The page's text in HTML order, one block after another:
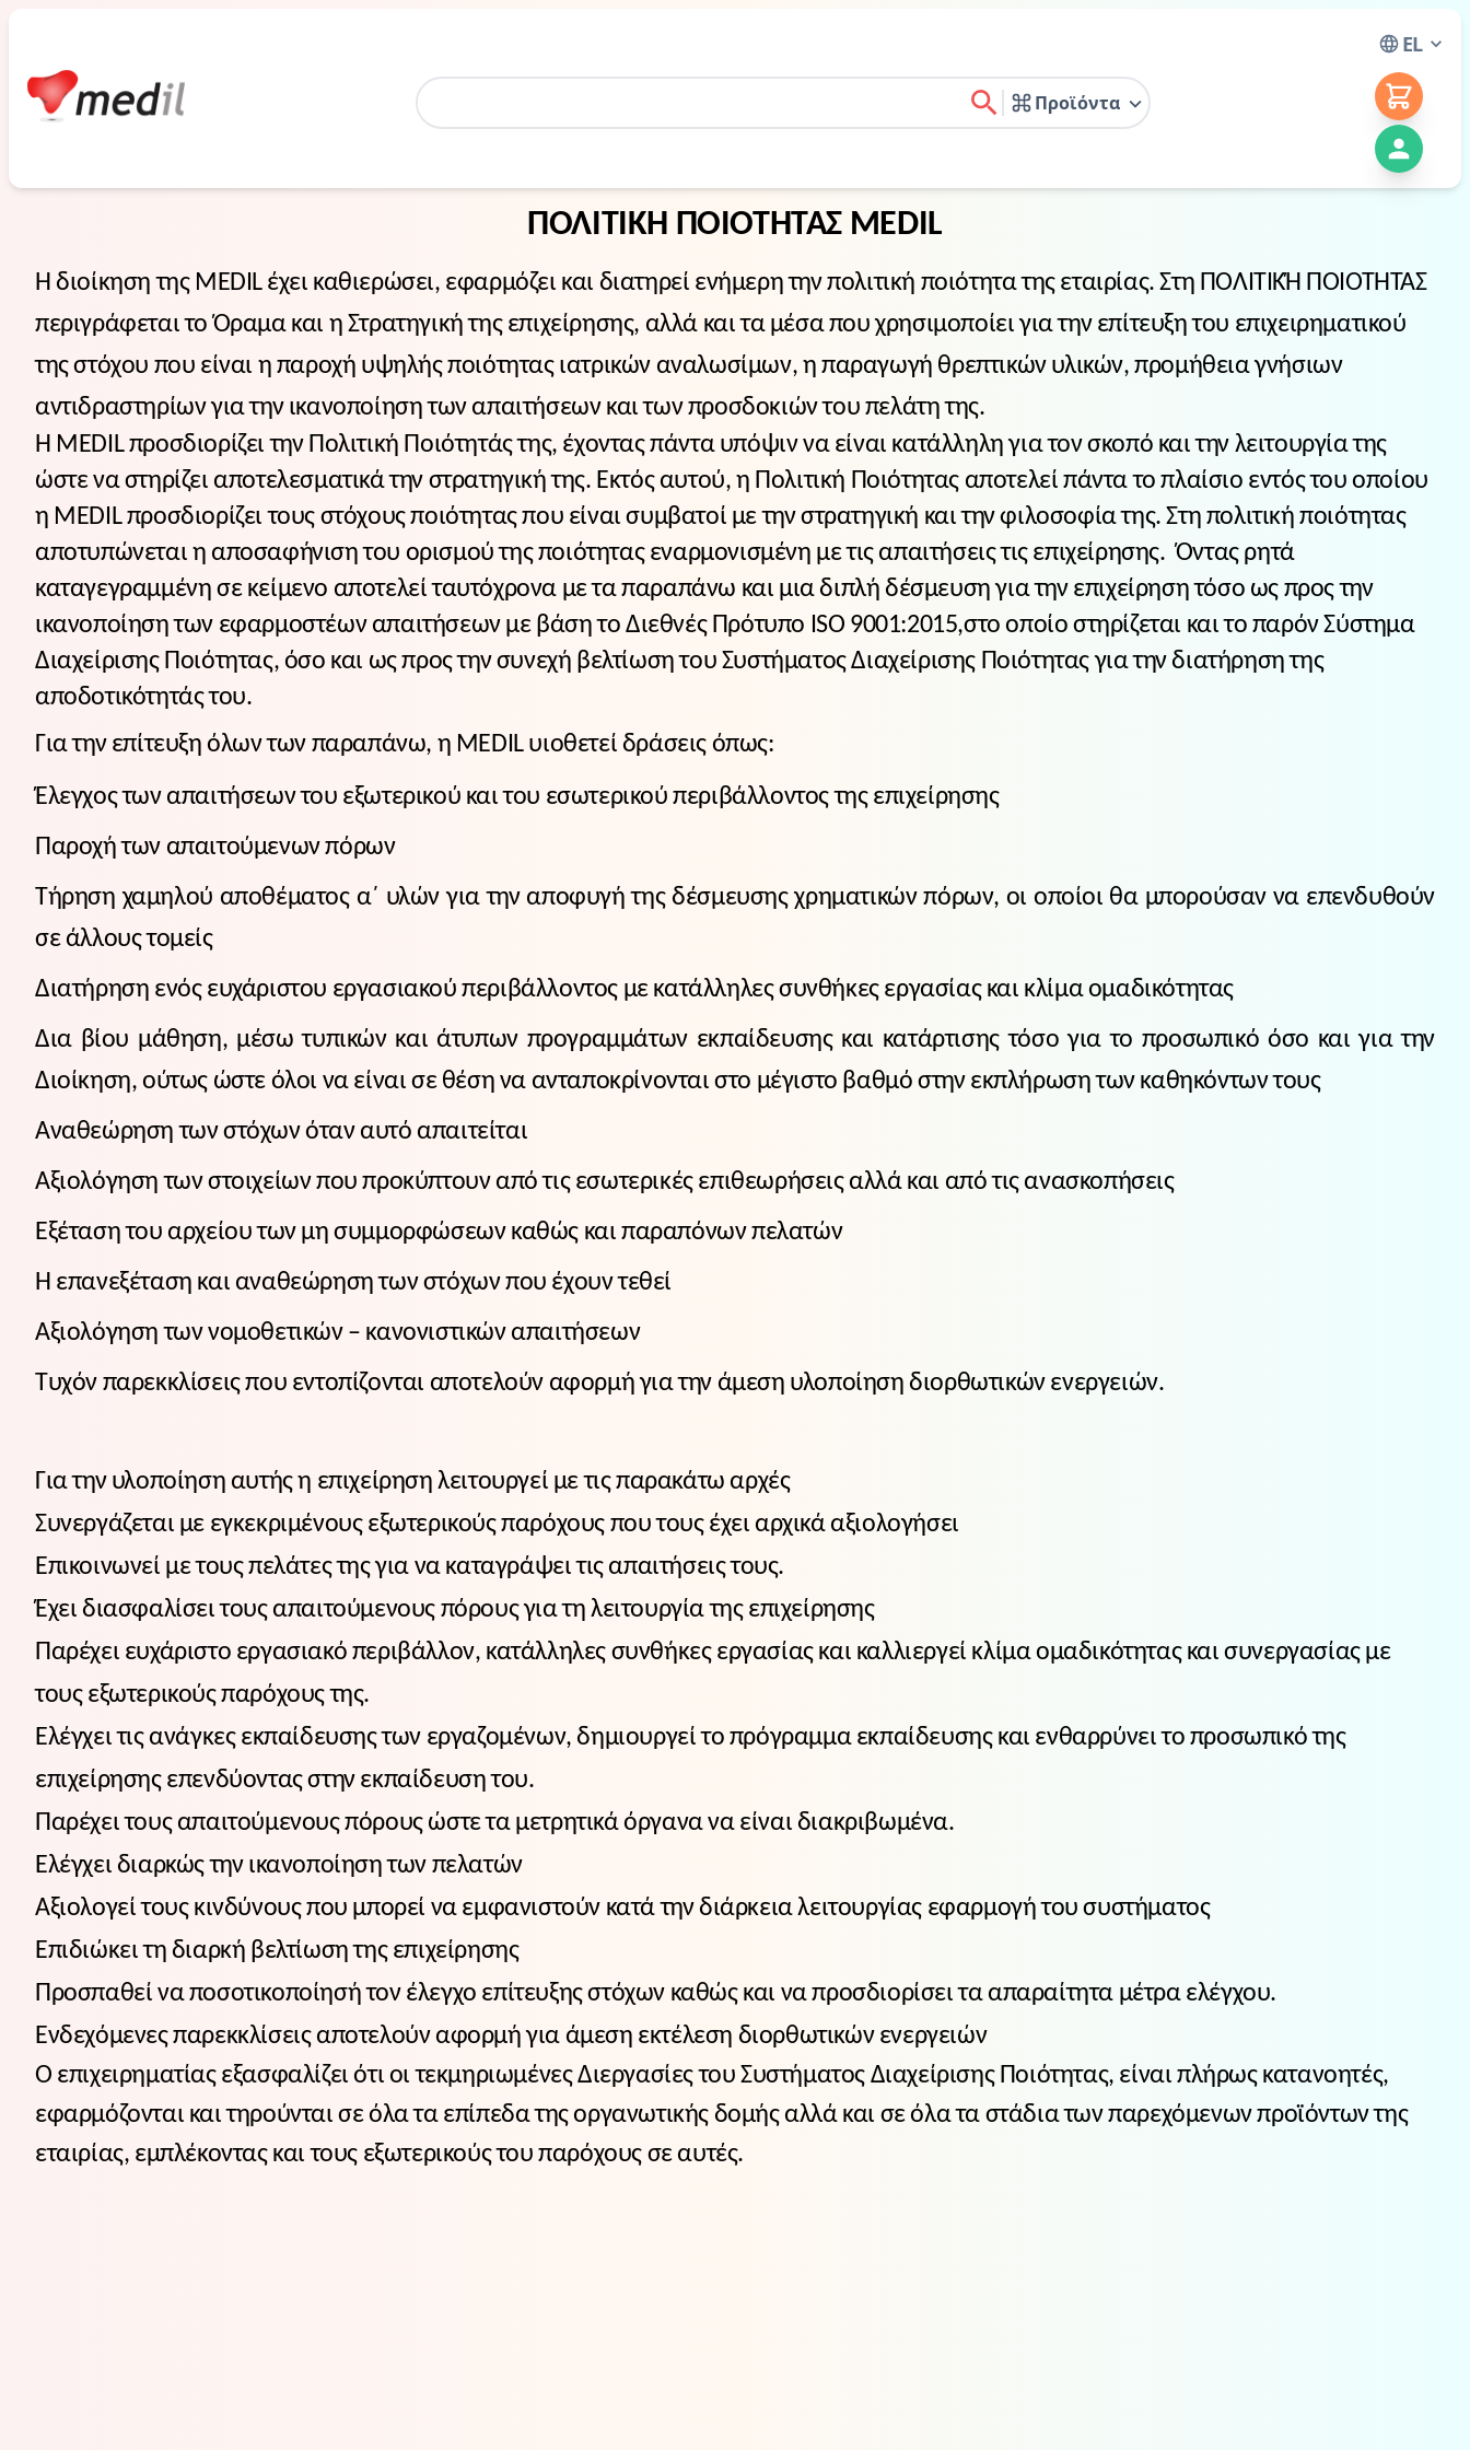
Home
EL
search
Προϊόντα
ΠΟΛΙΤΙΚΗ ΠΟΙΟΤΗΤΑΣ MEDIL
Η διοίκηση της MEDIL έχει καθιερώσει, εφαρμόζει και διατηρεί ενήμερη την πολιτική ποιότητα της εταιρίας. Στη ΠΟΛΙΤΙΚΉ ΠΟΙΟΤΗΤΑΣ
περιγράφεται το Όραμα και η Στρατηγική της επιχείρησης, αλλά και τα μέσα που χρησιμοποίει για την επίτευξη του επιχειρηματικού
της στόχου που είναι η παροχή υψηλής ποιότητας ιατρικών αναλωσίμων, η παραγωγή θρεπτικών υλικών, προμήθεια γνήσιων
αντιδραστηρίων για την ικανοποίηση των απαιτήσεων και των προσδοκιών του πελάτη της.
Η MEDIL προσδιορίζει την Πολιτική Ποιότητάς της, έχοντας πάντα υπόψιν να είναι κατάλληλη για τον σκοπό και την λειτουργία της
ώστε να στηρίζει αποτελεσματικά την στρατηγική της. Εκτός αυτού, η Πολιτική Ποιότητας αποτελεί πάντα το πλαίσιο εντός του οποίου
η MEDIL προσδιορίζει τους στόχους ποιότητας που είναι συμβατοί με την στρατηγική και την φιλοσοφία της. Στη πολιτική ποιότητας
αποτυπώνεται η αποσαφήνιση του ορισμού της ποιότητας εναρμονισμένη με τις απαιτήσεις τις επιχείρησης. Όντας ρητά
καταγεγραμμένη σε κείμενο αποτελεί ταυτόχρονα με τα παραπάνω και μια διπλή δέσμευση για την επιχείρηση τόσο ως προς την
ικανοποίηση των εφαρμοστέων απαιτήσεων με βάση το Διεθνές Πρότυπο ISO 9001:2015,στο οποίο στηρίζεται και το παρόν Σύστημα
Διαχείρισης Ποιότητας, όσο και ως προς την συνεχή βελτίωση του Συστήματος Διαχείρισης Ποιότητας για την διατήρηση της
αποδοτικότητάς του.
Για την επίτευξη όλων των παραπάνω, η MEDIL υιοθετεί δράσεις όπως:
Έλεγχος των απαιτήσεων του εξωτερικού και του εσωτερικού περιβάλλοντος της επιχείρησης
Παροχή των απαιτούμενων πόρων
Τήρηση χαμηλού αποθέματος α΄ υλών για την αποφυγή της δέσμευσης χρηματικών πόρων, οι οποίοι θα μπορούσαν να επενδυθούν
σε άλλους τομείς
Διατήρηση ενός ευχάριστου εργασιακού περιβάλλοντος με κατάλληλες συνθήκες εργασίας και κλίμα ομαδικότητας
Δια βίου μάθηση, μέσω τυπικών και άτυπων προγραμμάτων εκπαίδευσης και κατάρτισης τόσο για το προσωπικό όσο και για την
Διοίκηση, ούτως ώστε όλοι να είναι σε θέση να ανταποκρίνονται στο μέγιστο βαθμό στην εκπλήρωση των καθηκόντων τους
Αναθεώρηση των στόχων όταν αυτό απαιτείται
Αξιολόγηση των στοιχείων που προκύπτουν από τις εσωτερικές επιθεωρήσεις αλλά και από τις ανασκοπήσεις
Εξέταση του αρχείου των μη συμμορφώσεων καθώς και παραπόνων πελατών
Η επανεξέταση και αναθεώρηση των στόχων που έχουν τεθεί
Αξιολόγηση των νομοθετικών – κανονιστικών απαιτήσεων
Τυχόν παρεκκλίσεις που εντοπίζονται αποτελούν αφορμή για την άμεση υλοποίηση διορθωτικών ενεργειών.
Για την υλοποίηση αυτής η επιχείρηση λειτουργεί με τις παρακάτω αρχές
Συνεργάζεται με εγκεκριμένους εξωτερικούς παρόχους που τους έχει αρχικά αξιολογήσει
Επικοινωνεί με τους πελάτες της για να καταγράψει τις απαιτήσεις τους.
Έχει διασφαλίσει τους απαιτούμενους πόρους για τη λειτουργία της επιχείρησης
Παρέχει ευχάριστο εργασιακό περιβάλλον, κατάλληλες συνθήκες εργασίας και καλλιεργεί κλίμα ομαδικότητας και συνεργασίας με
τους εξωτερικούς παρόχους της.
Ελέγχει τις ανάγκες εκπαίδευσης των εργαζομένων, δημιουργεί το πρόγραμμα εκπαίδευσης και ενθαρρύνει το προσωπικό της
επιχείρησης επενδύοντας στην εκπαίδευση του.
Παρέχει τους απαιτούμενους πόρους ώστε τα μετρητικά όργανα να είναι διακριβωμένα.
Ελέγχει διαρκώς την ικανοποίηση των πελατών
Αξιολογεί τους κινδύνους που μπορεί να εμφανιστούν κατά την διάρκεια λειτουργίας εφαρμογή του συστήματος
Επιδιώκει τη διαρκή βελτίωση της επιχείρησης
Προσπαθεί να ποσοτικοποίησή τον έλεγχο επίτευξης στόχων καθώς και να προσδιορίσει τα απαραίτητα μέτρα ελέγχου.
Ενδεχόμενες παρεκκλίσεις αποτελούν αφορμή για άμεση εκτέλεση διορθωτικών ενεργειών
Ο επιχειρηματίας εξασφαλίζει ότι οι τεκμηριωμένες Διεργασίες του Συστήματος Διαχείρισης Ποιότητας, είναι πλήρως κατανοητές,
εφαρμόζονται και τηρούνται σε όλα τα επίπεδα της οργανωτικής δομής αλλά και σε όλα τα στάδια των παρεχόμενων προϊόντων της
εταιρίας, εμπλέκοντας και τους εξωτερικούς του παρόχους σε αυτές.